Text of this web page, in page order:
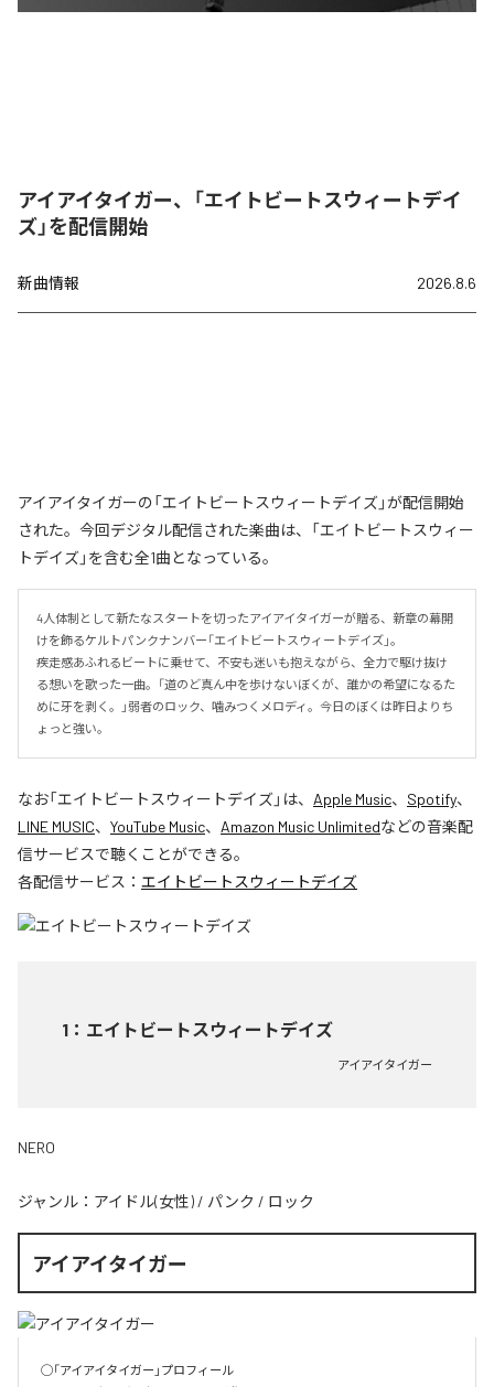
アイアイタイガー、「エイトビートスウィートデイ
ズ」を配信開始
新曲情報 2026.8.6
アイアイタイガーの「エイトビートスウィートデイズ」が配信開始
された。今回デジタル配信された楽曲は、「エイトビートスウィー
トデイズ」を含む全1曲となっている。
4人体制として新たなスタートを切ったアイアイタイガーが贈る、新章の幕開
けを飾るケルトパンクナンバー「エイトビートスウィートデイズ」。
疾走感あふれるビートに乗せて、不安も迷いも抱えながら、全力で駆け抜け
る想いを歌った一曲。「道のど真ん中を歩けないぼくが、誰かの希望になるた
めに牙を剥く。」弱者のロック、噛みつくメロディ。今日のぼくは昨日よりち
ょっと強い。
なお「エイトビートスウィートデイズ」は、 Apple Music、 Spotify、
LINE MUSIC、 YouTube Music、 Amazon Music Unlimitedなどの音楽配
信サービスで聴くことができる。
各配信サービス： エイトビートスウィートデイズ
1 ： エイトビートスウィートデイズ
アイアイタイガー
NERO
ジャンル： アイドル(女性) / パンク / ロック
アイアイタイガー
◯「アイアイタイガー」プロフィール